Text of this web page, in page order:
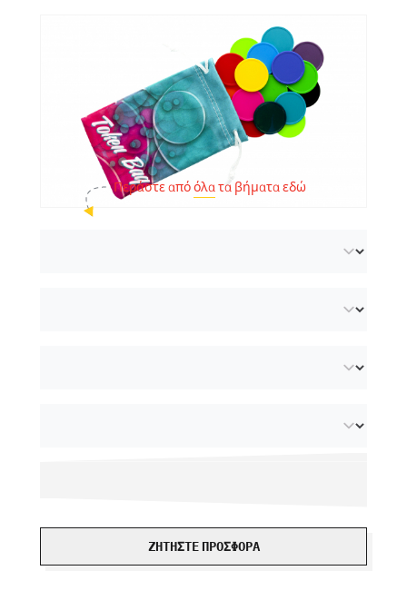
επισκέπετες σας θα μπορούν να
χρησιμοποιήσουν τα πουγκιά με άλλους
τρόπους, π.χ. σαν θήκη για το κινητό τους.
Μπορείτε να επιλέξετε από δύο μεγέθη,
για 50 ή 100 μάρκες.
Περάστε απόόλατα βήματα εδώ
ΖΗΤΉΣΤΕ ΠΡΟΣΦΟΡΆ